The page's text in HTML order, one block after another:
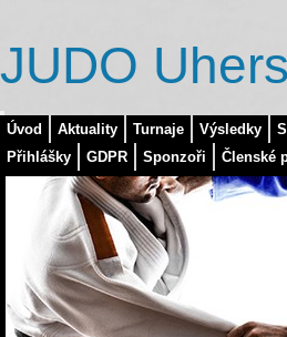
Úvod Aktuality Turnaje Výsledky
Přihlášky
GDPR Sponzoři Členské
JUDO